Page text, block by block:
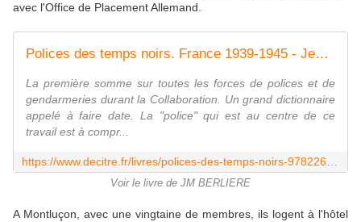
avec l'Office de Placement Allemand.
Polices des temps noirs. France 1939-1945 - Jean-Marc Berlière
La première somme sur toutes les forces de polices et de
gendarmeries durant la Collaboration. Un grand dictionnaire
appelé à faire date. La "police" qui est au centre de ce
travail est à compr...
Voir le livre de JM BERLIERE
A Montluçon, avec une vingtaine de membres, ils logent à l'hôtel